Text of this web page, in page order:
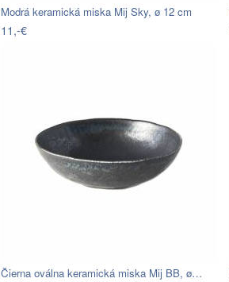
Modrá keramická miska Mij Sky, ø 12 cm
11,-€
Čierna oválna keramická miska Mij BB, ø…